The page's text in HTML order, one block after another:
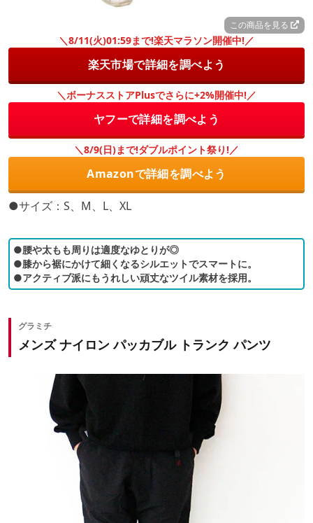
この商品を見る
＼8/11(火)01:59まで!楽天マラソン開催中!／
楽天市場で詳細を調べよう
＼ボーナスストアPlusでさらに+2%開催中!／
ヤフーで詳細を調べよう
＼8/9(日)まで!ダブルポイント祭り!／
Amazonで詳細を調べよう
●サイズ：S、M、L、XL
●腰や太もも周りは適度なゆとりが◎
●膝から裾にかけて細くなるシルエットでスマートに。
●アクティブ派にもうれしい頑丈なツイル素材を採用。
グラミチ
メンズ ナイロン パッカブル トランク パンツ